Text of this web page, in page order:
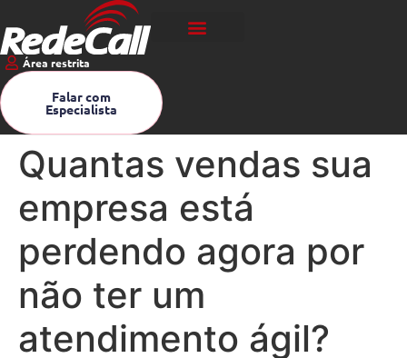
Área restrita
Falar com
Especialista
Quantas vendas sua
empresa está
perdendo agora por
não ter um
atendimento ágil?